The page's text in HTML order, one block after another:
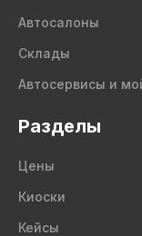
Автосалоны
Склады
Автосервисы и
Разделы
Цены
Киоски
Кейсы